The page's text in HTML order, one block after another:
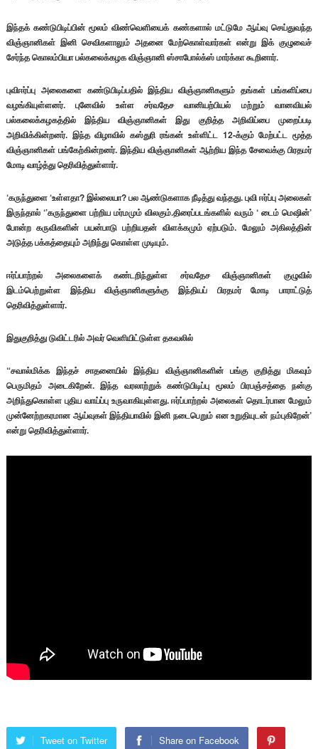
இந்தக் கண்டுபிடிப்பின் மூலம் விண்வெளியைக் கண்களால் மட்டுமே ஆய்வு செய்துவந்த
விஞ்ஞானிகள் இனி செவிகளாலும் அதனை மேற்கொள்வார்கள் என்று இக் குழுவைச்
சேர்ந்த கொலம்பியா பல்கலைக்கழக விஞ்ஞானி ஸ்சாபோல்க்ஸ் மார்க்கா கூறினார்.
புவிஈர்ப்பு அலைகளை கண்டுபிடிப்பதில் இந்திய விஞ்ஞானிகளும் தங்கள் பங்களிப்பை
வழங்கியுள்ளனர். புனேவில் உள்ள சர்வதேச வானியற்பியல் மற்றும் வானவியல்
பல்கலைக்கழகத்தில் இந்திய விஞ்ஞானிகள் இது குறித்த அறிவிப்பை முறைப்படி
அறிவிக்கின்றனர். இந்த விழாவில் கஸ்துரி ரங்கன் உள்ளிட்ட 12-க்கும் மேற்பட்ட மூத்த
விஞ்ஞானிகள் பங்கேற்கின்றனர். இந்திய விஞ்ஞானிகள் ஆற்றிய இந்த சேவைக்கு பிரதமர்
மோடி வாழ்த்து தெரிவித்துள்ளார்.
‘கருந்துளை ‘உள்ளதா? இல்லையா? பல ஆண்டுகளாக நீடித்து வந்தது. புவி ஈர்ப்பு அலைகள்
இருந்தால் ‘’கருந்துளை பற்றிய மர்மமும் விலகும்.திரைப்படங்களில் வரும் ‘ டைம் மெஷின்’
போன்ற கருவிகளின் பயன்பாடு பற்றியதன் விளக்கமும் ஏற்படும். மேலும் அகிலத்தின்
அடுத்த பக்கத்தையும் அறிந்து கொள்ள முடியும்.
ஈர்ப்பாற்றல் அலைகளைக் கண்டறிந்துள்ள சர்வதேச விஞ்ஞானிகள் குழுவில்
இடம்பெற்றுள்ள இந்திய விஞ்ஞானிகளுக்கு இந்தியப் பிரதமர் மோடி பாராட்டுத்
தெரிவித்துள்ளார்.
இதுகுறித்து டுவிட்டரில் அவர் வெளியிட்டுள்ள தகவலில்
“சவால்மிக்க இந்தச் சாதனையில் இந்திய விஞ்ஞானிகளின் பங்கு குறித்து மிகவும்
பெருமிதம் அடைகிறேன். இந்த வரலாற்றுக் கண்டுபிடிப்பு மூலம் பிரபஞ்சத்தை நன்கு
அறிந்துகொள்ள புதிய வாய்ப்பு உருவாகியுள்ளது. ஈர்ப்பாற்றல் அலைகள் தொடர்பான மேலும்
முன்னேற்றகரமான ஆய்வுகள் இந்தியாவில் இனி நடைபெறும் என உறுதியுடன் நம்புகிறேன்’
என்று தெரிவித்துள்ளார்.
Tweet on Twitter Share on Facebook